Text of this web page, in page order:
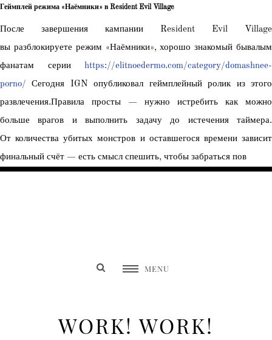
Геймплей режима «Наёмники» в Resident Evil Village
После завершения кампании Resident Evil Village
вы разблокируете режим «Наёмники», хорошо знакомый бывалым
фанатам серии https://elitnoedermo.com/category/domashnee-
porno/ Сегодня IGN опубликовал геймплейный ролик из этого
развлечения.Правила просты — нужно истребить как можно
больше врагов и выполнить задачу до истечения таймера.
От количества убитых монстров и оставшегося времени зависит
финальный счёт — есть смысл спешить, чтобы забраться пов
MENU
WORK! WORK!